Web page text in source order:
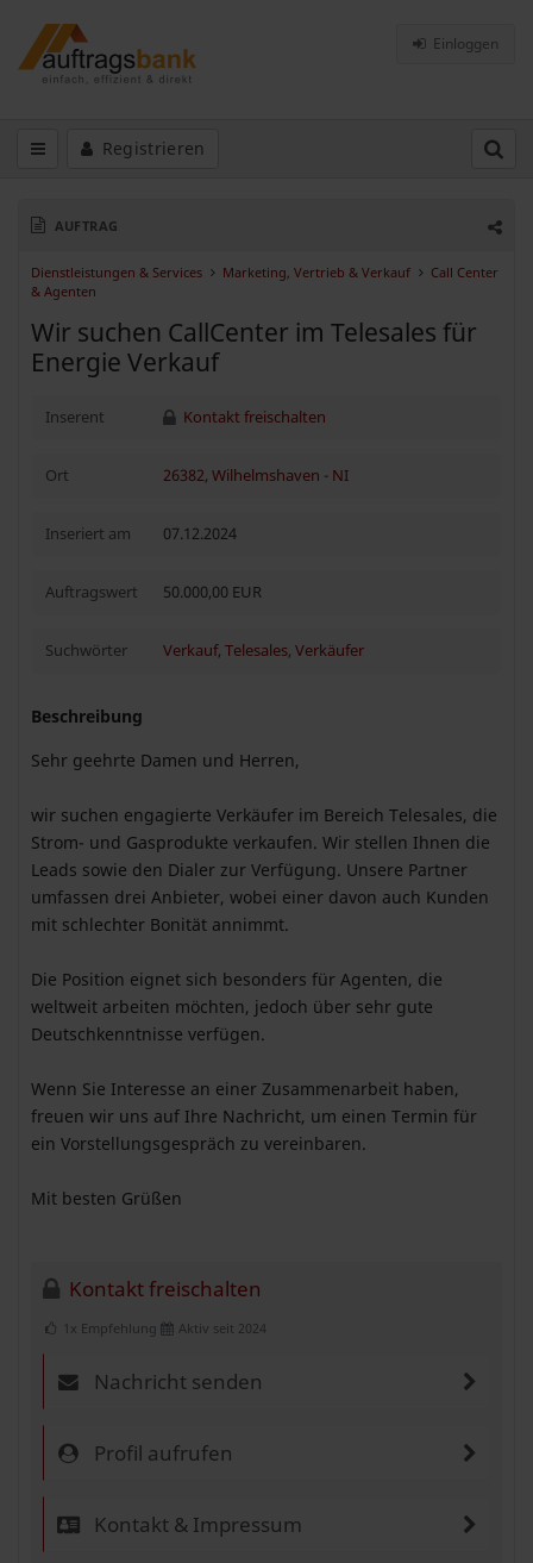
Einloggen
Registrieren
AUFTRAG
Dienstleistungen & Services Marketing, Vertrieb & Verkauf
Call Center
& Agenten
Wir suchen CallCenter im Telesales für
Energie Verkauf
Inserent Kontakt freischalten
Ort 26382, Wilhelmshaven - NI
Inseriert am 07.12.2024
Auftragswert 50.000,00 EUR
Suchwörter Verkauf, Telesales, Verkäufer
Beschreibung
Sehr geehrte Damen und Herren,
wir suchen engagierte Verkäufer im Bereich Telesales, die
Strom- und Gasprodukte verkaufen. Wir stellen Ihnen die
Leads sowie den Dialer zur Verfügung. Unsere Partner
umfassen drei Anbieter, wobei einer davon auch Kunden
mit schlechter Bonität annimmt.
Die Position eignet sich besonders für Agenten, die
weltweit arbeiten möchten, jedoch über sehr gute
Deutschkenntnisse verfügen.
Wenn Sie Interesse an einer Zusammenarbeit haben,
freuen wir uns auf Ihre Nachricht, um einen Termin für
ein Vorstellungsgespräch zu vereinbaren.
Mit besten Grüßen
Kontakt freischalten
1x Empfehlung Aktiv seit 2024
Nachricht senden
Profil aufrufen
Kontakt & Impressum